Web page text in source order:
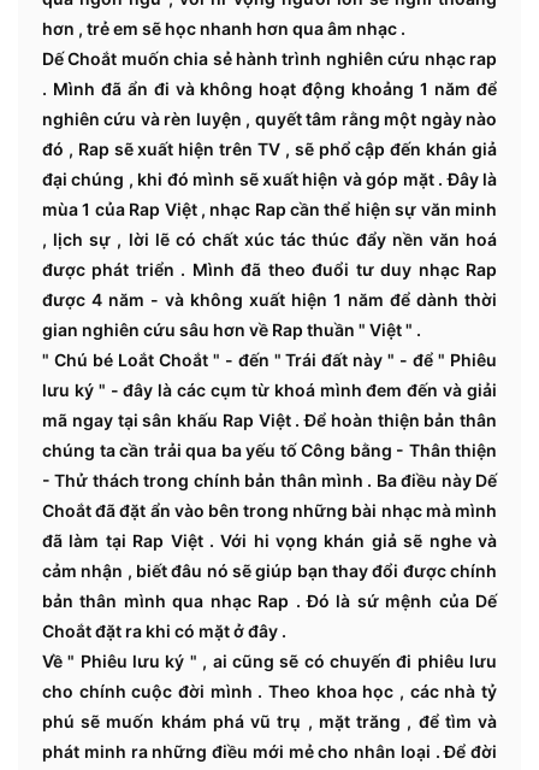
hơn , trẻ em sẽ học nhanh hơn qua âm nhạc .
Dế Choắt muốn chia sẻ hành trình nghiên cứu nhạc rap
. Mình đã ẩn đi và không hoạt động khoảng 1 năm để
nghiên cứu và rèn luyện , quyết tâm rằng một ngày nào
đó , Rap sẽ xuất hiện trên TV , sẽ phổ cập đến khán giả
đại chúng , khi đó mình sẽ xuất hiện và góp mặt . Đây là
mùa 1 của Rap Việt , nhạc Rap cần thể hiện sự văn minh
, lịch sự , lời lẽ có chất xúc tác thúc đẩy nền văn hoá
được phát triển . Mình đã theo đuổi tư duy nhạc Rap
được 4 năm - và không xuất hiện 1 năm để dành thời
gian nghiên cứu sâu hơn về Rap thuần " Việt " .
" Chú bé Loắt Choắt " - đến " Trái đất này " - để " Phiêu
lưu ký " - đây là các cụm từ khoá mình đem đến và giải
mã ngay tại sân khấu Rap Việt . Để hoàn thiện bản thân
chúng ta cần trải qua ba yếu tố Công bằng - Thân thiện
- Thử thách trong chính bản thân mình . Ba điều này Dế
Choắt đã đặt ẩn vào bên trong những bài nhạc mà mình
đã làm tại Rap Việt . Với hi vọng khán giả sẽ nghe và
cảm nhận , biết đâu nó sẽ giúp bạn thay đổi được chính
bản thân mình qua nhạc Rap . Đó là sứ mệnh của Dế
Choắt đặt ra khi có mặt ở đây .
Về " Phiêu lưu ký " , ai cũng sẽ có chuyến đi phiêu lưu
cho chính cuộc đời mình . Theo khoa học , các nhà tỷ
phú sẽ muốn khám phá vũ trụ , mặt trăng , để tìm và
phát minh ra những điều mới mẻ cho nhân loại . Để đời